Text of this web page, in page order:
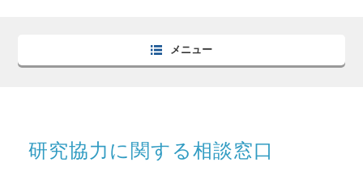
メニュー
研究協力に関する相談窓口